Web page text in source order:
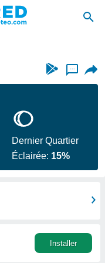
...
Dernier Quartier
Éclairée: 15%
Installer